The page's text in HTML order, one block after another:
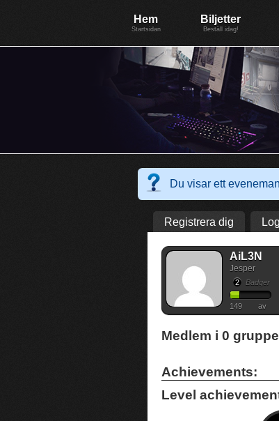
Hem
Startsidan
Biljetter
Beställ idag!
Du visar ett
Registrera dig
AiL3N
Jesper
2 Badger
149 av
Medlem i 0
Achievements:
Level